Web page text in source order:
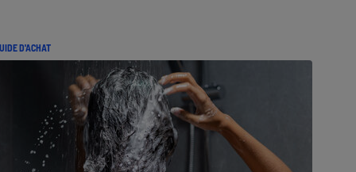
D'ACHAT